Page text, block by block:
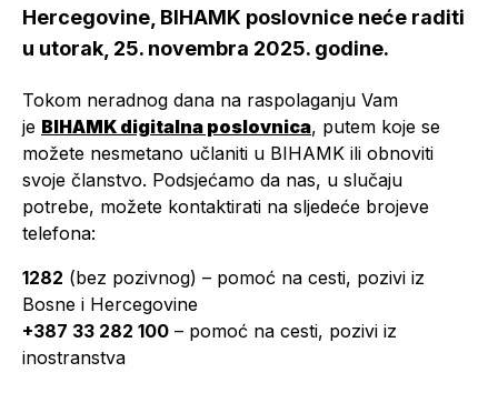
Hercegovine, BIHAMK poslovnice neće raditi
u utorak, 25. novembra 2025. godine.
Tokom neradnog dana na raspolaganju Vam
je BIHAMK digitalna poslovnica, putem koje se
možete nesmetano učlaniti u BIHAMK ili obnoviti
svoje članstvo. Podsjećamo da nas, u slučaju
potrebe, možete kontaktirati na sljedeće brojeve
telefona:
1282 (bez pozivnog) – pomoć na cesti, pozivi iz
Bosne i Hercegovine
+387 33 282 100 – pomoć na cesti, pozivi iz
inostranstva